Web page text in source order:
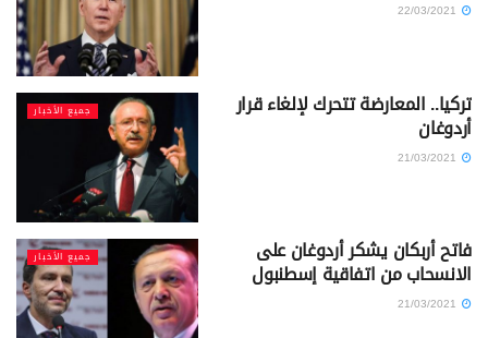
جميع الأخبار تركيا.. المعارضة تتحرك لإلغاء قرار
أردوغان
جميع الأخبار فاتح أربكان يشكر أردوغان على
الانسحاب من اتفاقية إسطنبول